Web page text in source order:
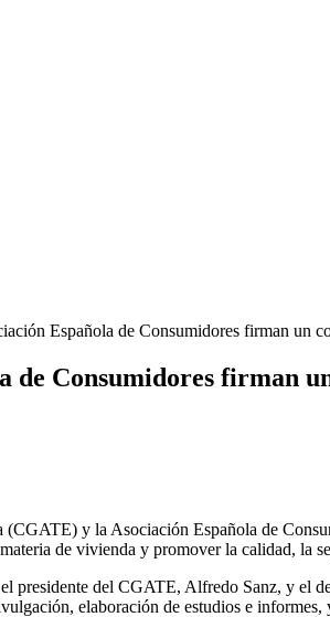
Española de Consumidores firman un
de Consumidores firman
y la Asociación Española de
de vivienda y promover la calidad, la
presidente del CGATE, Alfredo Sanz, y el
elaboración de estudios e